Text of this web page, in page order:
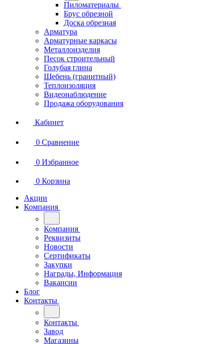
Пиломатериалы
Брус обрезной
Доска обрезная
Арматура
Арматурные каркасы
Металлоизделия
Песок строительный
Голубая глина
Щебень (гранитный)
Теплоизоляция
Видеонаблюдение
Продажа оборудования
Кабинет
0 Сравнение
0 Избранное
0 Корзина
Акции
Компания
Компания
Реквизиты
Новости
Сертификаты
Закупки
Награды, Информация
Вакансии
Блог
Контакты
Контакты
Завод
Магазины